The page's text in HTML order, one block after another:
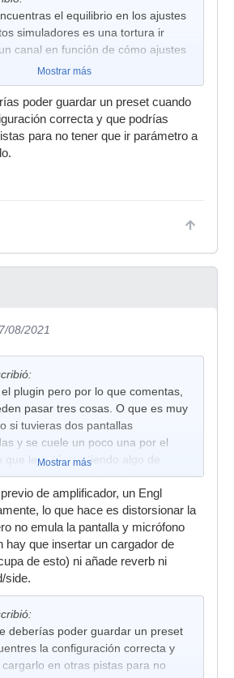
el equilibrio en los ajustes
simuladores es una tortura ir
canal en función de cómo ajustes
Mostrar más
poder guardar un preset cuando
correcta y que podrías
para no tener que ir parámetro a
08/2021
plugin pero por lo que comentas,
pasar tres cosas. O que es muy
si tuvieras dos pantallas
y se cuele un poco una por el
que le estés metiendo algo de
desde el plugin y esa reverb salga
o que le hayas metido algún
mid side que hace que ese 100%
100%. Si es room o alguna eq mid
poder corregirlo si lo desactivas.
Mostrar más
de amplificador, un Engl
lo que hace es distorsionar la
no emula la pantalla y micrófono
hay que insertar un cargador de
de esto) ni añade reverb ni
side.
deberías poder guardar un preset
la configuración correcta y
en otras pistas para no